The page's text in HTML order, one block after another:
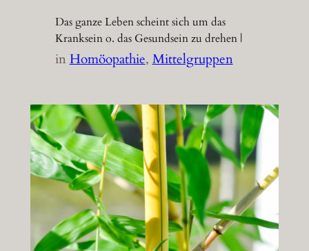
Das ganze Leben scheint sich um das
Kranksein o. das Gesundsein zu drehen |
inHomöopathie, Mittelgruppen